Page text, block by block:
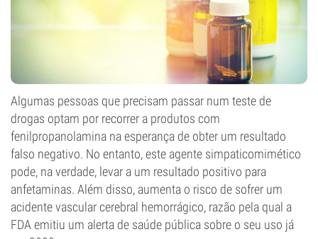
Algumas pessoas que precisam passar num teste de
drogas optam por recorrer a produtos com
fenilpropanolamina na esperança de obter um resultado
falso negativo. No entanto, este agente simpaticomimético
pode, na verdade, levar a um resultado positivo para
anfetaminas. Além disso, aumenta o risco de sofrer um
acidente vascular cerebral hemorrágico, razão pela qual a
FDA emitiu um alerta de saúde pública sobre o seu uso já